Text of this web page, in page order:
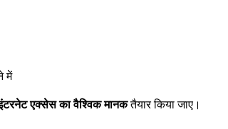
में
एक्सेस का वैश्विक मानकतैयार किया जाए।